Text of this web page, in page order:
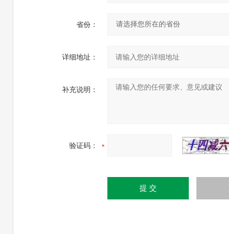
省份：
详细地址：
补充说明：
验证码：